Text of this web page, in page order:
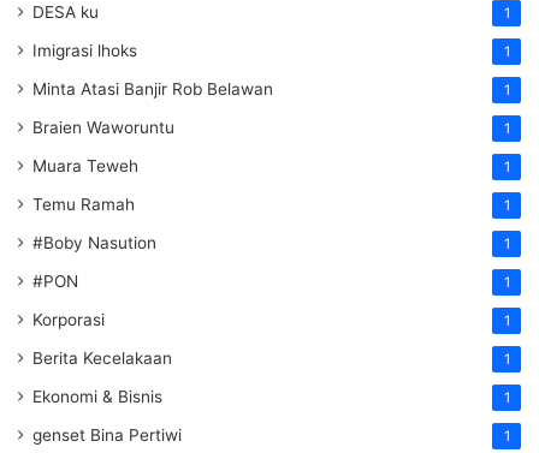
DESA ku 1
Imigrasi lhoks 1
Minta Atasi Banjir Rob Belawan 1
Braien Waworuntu 1
Muara Teweh 1
Temu Ramah 1
#Boby Nasution 1
#PON 1
Korporasi 1
Berita Kecelakaan 1
Ekonomi & Bisnis 1
genset Bina Pertiwi 1